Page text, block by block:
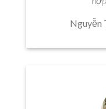
Nguyễn